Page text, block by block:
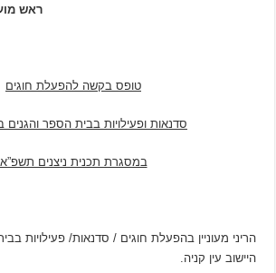
ראש
טופס בקשה להפעלת חוגים
סדנאות ופעילויות בבית הספר והגנים
במסגרת תכנית ניצנים תשפ”א
הריני מעוניין בהפעלת חוגים / סדנאות/ פעילויות
היישוב עין קניה.